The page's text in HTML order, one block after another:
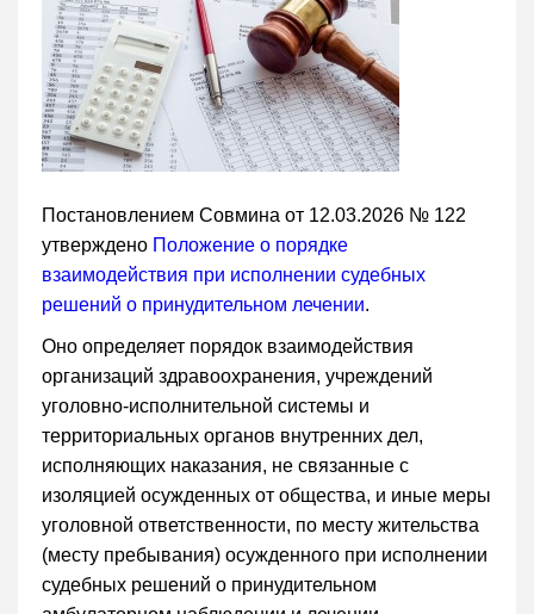
Постановлением Совмина от 12.03.2026 № 122
утверждено Положение о порядке
взаимодействия при исполнении судебных
решений о принудительном лечении.
Оно определяет порядок взаимодействия
организаций здравоохранения, учреждений
уголовно-исполнительной системы и
территориальных органов внутренних дел,
исполняющих наказания, не связанные с
изоляцией осужденных от общества, и иные меры
уголовной ответственности, по месту жительства
(месту пребывания) осужденного при исполнении
судебных решений о принудительном